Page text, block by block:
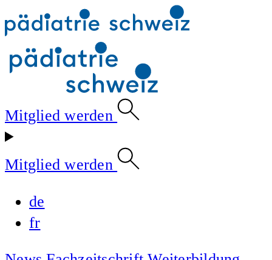
Mitglied werden
Mitglied werden
de
fr